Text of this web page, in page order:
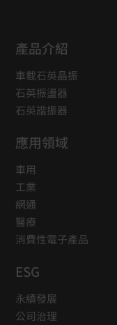
產品介紹
車載石英晶振
石英振盪器
石英諧振器
應用領域
車用
工業
網通
醫療
消費性電子產品
ESG
永續發展
公司治理